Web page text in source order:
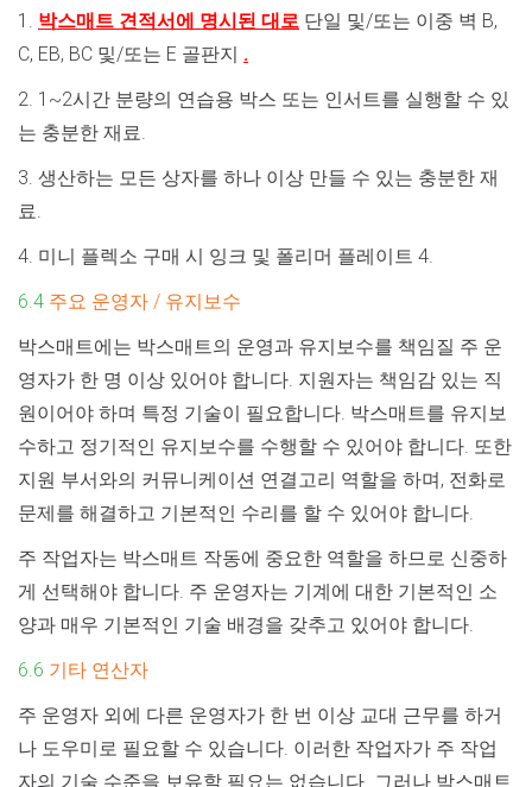
1
박스매트 견적서에 명시된 대로 단일 및/또는 이중 벽 B,
C, EB, BC 및/또는 E 골판지 .
2. 1~2시간 분량의 연습용 박스 또는 인서트를 실행할 수 있
는 충분한 재료.
3. 생산하는 모든 상자를 하나 이상 만들 수 있는 충분한 재
료.
4. 미니 플렉소 구매 시 잉크 및 폴리머 플레이트 4.
6.4 주요 운영자 / 유지보수
박스매트에는 박스매트의 운영과 유지보수를 책임질 주 운
영자가 한 명 이상 있어야 합니다. 지원자는 책임감 있는 직
원이어야 하며 특정 기술이 필요합니다. 박스매트를 유지보
수하고 정기적인 유지보수를 수행할 수 있어야 합니다. 또한
지원 부서와의 커뮤니케이션 연결고리 역할을 하며, 전화로
문제를 해결하고 기본적인 수리를 할 수 있어야 합니다.
주 작업자는 박스매트 작동에 중요한 역할을 하므로 신중하
게 선택해야 합니다. 주 운영자는 기계에 대한 기본적인 소
양과 매우 기본적인 기술 배경을 갖추고 있어야 합니다.
6.6 기타 연산자
주 운영자 외에 다른 운영자가 한 번 이상 교대 근무를 하거
나 도우미로 필요할 수 있습니다. 이러한 작업자가 주 작업
자의 기술 수준을 보유할 필요는 없습니다. 그러나 박스매트